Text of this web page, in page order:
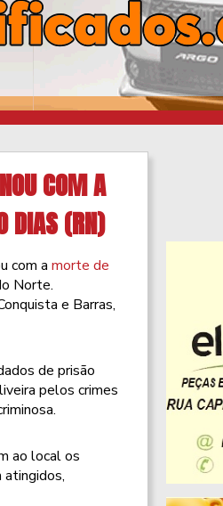
COM A
DIAS (RN)
com a morte de
Norte.
e Barras,
de prisão
pelos crimes
ao local os
atingidos,